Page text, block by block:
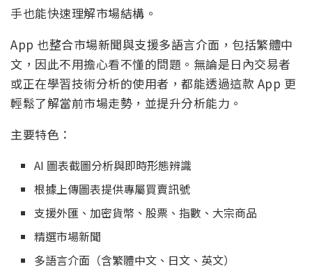
手也能快速理解市場結構。
App 也整合市場新聞與支援多語言介面，包括繁體中
文，因此不用擔心看不懂的問題。無論是日內交易者
或正在學習技術分析的使用者，都能透過這款 App 更
輕鬆了解當前市場走勢，並提升分析能力。
主要特色：
AI 圖表截圖分析與即時形態辨識
根據上傳圖表提供專屬買賣訊號
支援外匯、加密貨幣、股票、指數、大宗商品
精選市場新聞
多語言介面（含繁體中文、日文、英文）